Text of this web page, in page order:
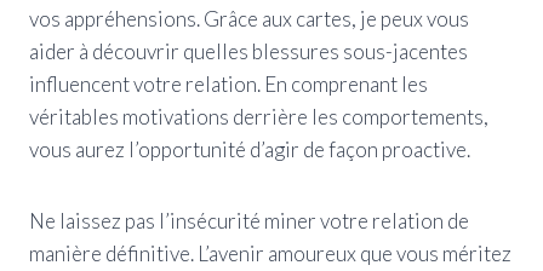
vos appréhensions. Grâce aux cartes, je peux vous
aider à découvrir quelles blessures sous-jacentes
influencent votre relation. En comprenant les
véritables motivations derrière les comportements,
vous aurez l’opportunité d’agir de façon proactive.
Ne laissez pas l’insécurité miner votre relation de
manière définitive. L’avenir amoureux que vous méritez